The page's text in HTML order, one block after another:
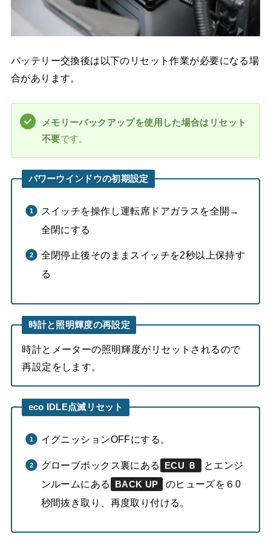
バッテリー交換後は以下のリセット作業が必要になる場
合があります。
メモリーバックアップを使用した場合はリセット
不要です。
パワーウインドウの初期設定
スイッチを操作し運転席ドアガラスを全開→
全閉にする
全閉停止後そのままスイッチを2秒以上保持す
る
時計と照明輝度の再設定
時計とメーターの照明輝度がリセットされるので
再設定をします。
eco IDLE点滅リセット
イグニッションOFFにする。
グローブボックス裏にある ECU Ｂ
とエンジ
ンルームにある
BACK UP
のヒューズを６0
秒間抜き取り、再度取り付ける。